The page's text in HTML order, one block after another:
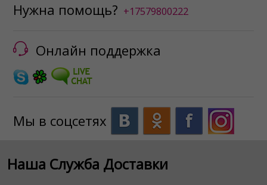
Нужна помощь? +17579800222
Онлайн поддержка
Мы в соцсетях
Наша Служба Доставки